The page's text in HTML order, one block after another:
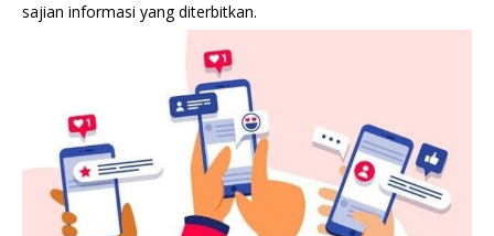
sajian informasi yang diterbitkan.